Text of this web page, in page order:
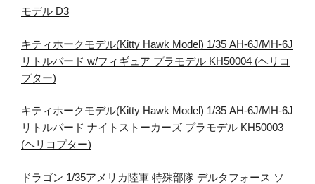
モデル D3
キティホークモデル(Kitty Hawk Model) 1/35 AH-6J/MH-6J
リトルバード w/フィギュア プラモデル KH50004 (ヘリコ
プター)
キティホークモデル(Kitty Hawk Model) 1/35 AH-6J/MH-6J
リトルバード ナイトストーカーズ プラモデル KH50003
(ヘリコプター)
ドラゴン 1/35アメリカ陸軍 特殊部隊 デルタフォース ソ